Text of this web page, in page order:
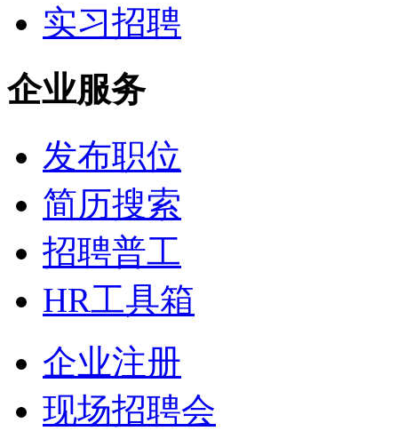
实习招聘
企业服务
发布职位
简历搜索
招聘普工
HR工具箱
企业注册
现场招聘会